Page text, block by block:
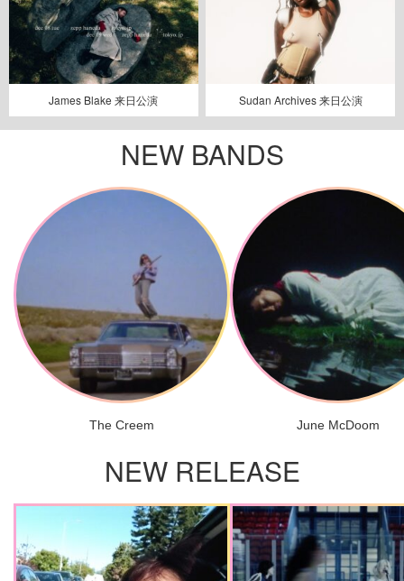
James Blake 来日公演 Sudan Archives 来日公演
NEW BANDS
The Creem June McDoom
NEW RELEASE